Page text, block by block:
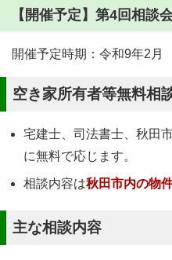
【開催予定】第4回相談
開催予定時期：令和9年2月
空き家所有者等無料相
宅建士、司法書士、秋田
に無料で応じます。
相談内容は秋田市内の物
主な相談内容